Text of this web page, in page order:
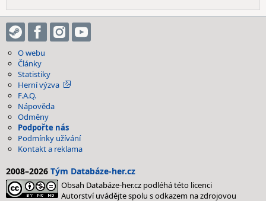
O webu
Články
Statistiky
Herní výzva
F.A.Q.
Nápověda
Odměny
Podpořte nás
Podmínky užívání
Kontakt a reklama
2008–2026 Tým Databáze-her.cz
Obsah Databáze-her.cz podléhá této licenci
Autorství uvádějte spolu s odkazem na zdrojovou